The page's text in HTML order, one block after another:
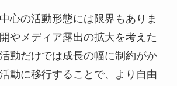
心の活動形態には限界もありま
やメディア露出の拡大を考えた
動だけでは成長の幅に制約がか
動に移行することで、より自由